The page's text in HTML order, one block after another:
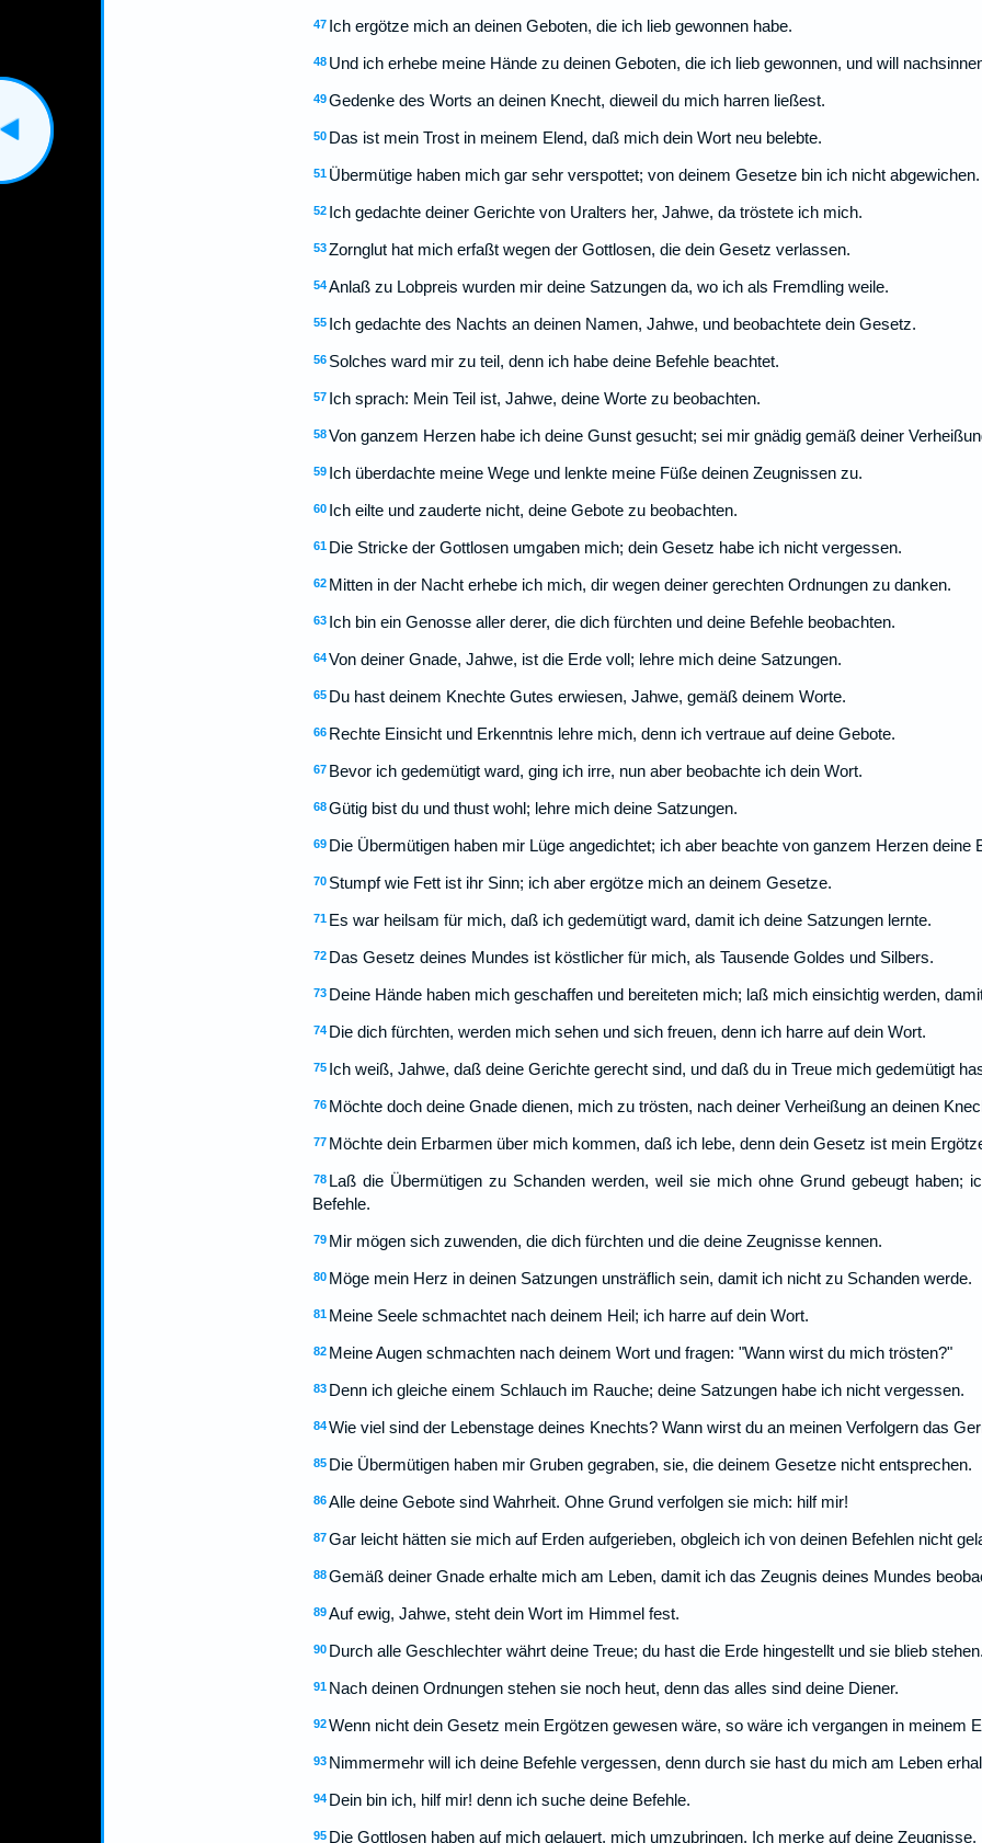
47 Ich ergötze mich an deinen Geboten, die ich lieb gewonnen habe.
48 Und ich erhebe meine Hände zu deinen Geboten, die ich lieb gewonnen, und will
49 Gedenke des Worts an deinen Knecht, dieweil du mich harren ließest.
50 Das ist mein Trost in meinem Elend, daß mich dein Wort neu belebte.
51 Übermütige haben mich gar sehr verspottet; von deinem Gesetze bin ich nicht abgewichen.
52 Ich gedachte deiner Gerichte von Uralters her, Jahwe, da tröstete ich mich.
53 Zornglut hat mich erfaßt wegen der Gottlosen, die dein Gesetz verlassen.
54 Anlaß zu Lobpreis wurden mir deine Satzungen da, wo ich als Fremdling weile.
55 Ich gedachte des Nachts an deinen Namen, Jahwe, und beobachtete dein Gesetz.
56 Solches ward mir zu teil, denn ich habe deine Befehle beachtet.
57 Ich sprach: Mein Teil ist, Jahwe, deine Worte zu beobachten.
58 Von ganzem Herzen habe ich deine Gunst gesucht; sei mir gnädig gemäß deiner
59 Ich überdachte meine Wege und lenkte meine Füße deinen Zeugnissen zu.
60 Ich eilte und zauderte nicht, deine Gebote zu beobachten.
61 Die Stricke der Gottlosen umgaben mich; dein Gesetz habe ich nicht vergessen.
62 Mitten in der Nacht erhebe ich mich, dir wegen deiner gerechten Ordnungen zu danken.
63 Ich bin ein Genosse aller derer, die dich fürchten und deine Befehle beobachten.
64 Von deiner Gnade, Jahwe, ist die Erde voll; lehre mich deine Satzungen.
65 Du hast deinem Knechte Gutes erwiesen, Jahwe, gemäß deinem Worte.
66 Rechte Einsicht und Erkenntnis lehre mich, denn ich vertraue auf deine Gebote.
67 Bevor ich gedemütigt ward, ging ich irre, nun aber beobachte ich dein Wort.
68 Gütig bist du und thust wohl; lehre mich deine Satzungen.
69 Die Übermütigen haben mir Lüge angedichtet; ich aber beachte von ganzem Herzen deine
70 Stumpf wie Fett ist ihr Sinn; ich aber ergötze mich an deinem Gesetze.
71 Es war heilsam für mich, daß ich gedemütigt ward, damit ich deine Satzungen lernte.
72 Das Gesetz deines Mundes ist köstlicher für mich, als Tausende Goldes und Silbers.
73 Deine Hände haben mich geschaffen und bereiteten mich; laß mich einsichtig werden,
74 Die dich fürchten, werden mich sehen und sich freuen, denn ich harre auf dein Wort.
75 Ich weiß, Jahwe, daß deine Gerichte gerecht sind, und daß du in Treue mich gedemütigt
76 Möchte doch deine Gnade dienen, mich zu trösten, nach deiner Verheißung an deinen
77 Möchte dein Erbarmen über mich kommen, daß ich lebe, denn dein Gesetz ist mein
78 Laß die Übermütigen zu Schanden werden, weil sie mich ohne Grund gebeugt haben;
Befehle.
79 Mir mögen sich zuwenden, die dich fürchten und die deine Zeugnisse kennen.
80 Möge mein Herz in deinen Satzungen unsträflich sein, damit ich nicht zu Schanden werde.
81 Meine Seele schmachtet nach deinem Heil; ich harre auf dein Wort.
82 Meine Augen schmachten nach deinem Wort und fragen: "Wann wirst du mich trösten?"
83 Denn ich gleiche einem Schlauch im Rauche; deine Satzungen habe ich nicht vergessen.
84 Wie viel sind der Lebenstage deines Knechts? Wann wirst du an meinen Verfolgern das
85 Die Übermütigen haben mir Gruben gegraben, sie, die deinem Gesetze nicht entsprechen.
86 Alle deine Gebote sind Wahrheit. Ohne Grund verfolgen sie mich: hilf mir!
87 Gar leicht hätten sie mich auf Erden aufgerieben, obgleich ich von deinen Befehlen nicht
88 Gemäß deiner Gnade erhalte mich am Leben, damit ich das Zeugnis deines Mundes
89 Auf ewig, Jahwe, steht dein Wort im Himmel fest.
90 Durch alle Geschlechter währt deine Treue; du hast die Erde hingestellt und sie blieb stehen.
91 Nach deinen Ordnungen stehen sie noch heut, denn das alles sind deine Diener.
92 Wenn nicht dein Gesetz mein Ergötzen gewesen wäre, so wäre ich vergangen in meinem
93 Nimmermehr will ich deine Befehle vergessen, denn durch sie hast du mich am Leben
94 Dein bin ich, hilf mir! denn ich suche deine Befehle.
95 Die Gottlosen haben auf mich gelauert, mich umzubringen. Ich merke auf deine Zeugnisse.